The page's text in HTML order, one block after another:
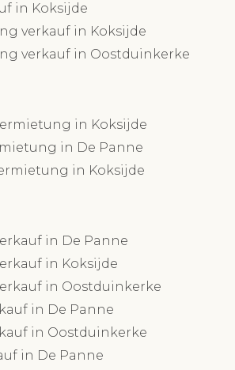
in Koksijde
verkauf in Koksijde
verkauf in Oostduinkerke
in Koksijde
in De Panne
in Koksijde
in De Panne
in Koksijde
in Oostduinkerke
in De Panne
in Oostduinkerke
in De Panne